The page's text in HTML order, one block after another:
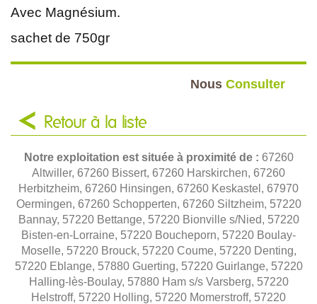
Avec Magnésium.
sachet de 750gr
Nous Consulter
Retour à la liste
Notre exploitation est située à proximité de : 67260
Altwiller, 67260 Bissert, 67260 Harskirchen, 67260
Herbitzheim, 67260 Hinsingen, 67260 Keskastel, 67970
Oermingen, 67260 Schopperten, 67260 Siltzheim, 57220
Bannay, 57220 Bettange, 57220 Bionville s/Nied, 57220
Bisten-en-Lorraine, 57220 Boucheporn, 57220 Boulay-
Moselle, 57220 Brouck, 57220 Coume, 57220 Denting,
57220 Eblange, 57880 Guerting, 57220 Guirlange, 57220
Halling-lès-Boulay, 57880 Ham s/s Varsberg, 57220
Helstroff, 57220 Holling, 57220 Momerstroff, 57220